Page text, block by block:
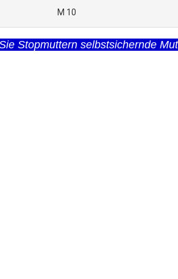
M 10
Stopmuttern selbstsichernde